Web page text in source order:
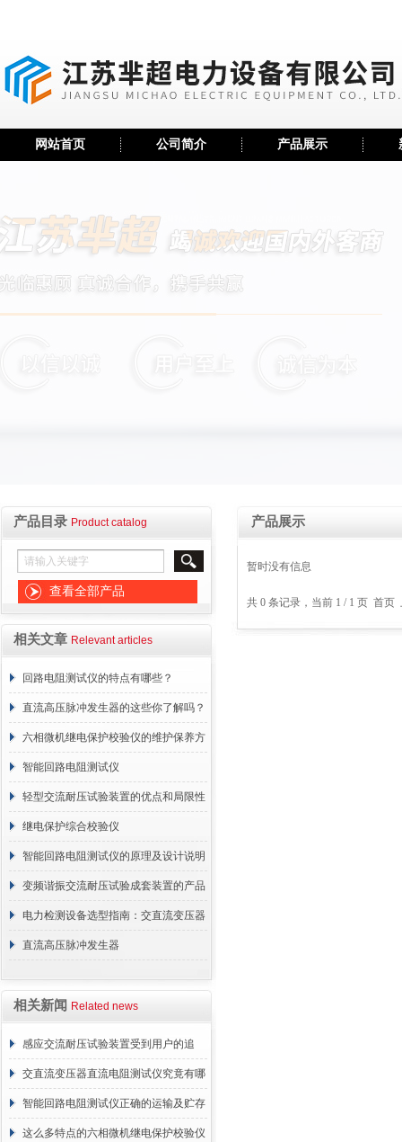
网站首页 公司简介 产品展示
产品目录 Product catalog
查看全部产品
相关文章 Relevant articles
回路电阻测试仪的特点有哪些？
直流高压脉冲发生器的这些你了解吗？
六相微机继电保护校验仪的维护保养方
案
智能回路电阻测试仪
轻型交流耐压试验装置的优点和局限性
继电保护综合校验仪
智能回路电阻测试仪的原理及设计说明
变频谐振交流耐压试验成套装置的产品
特点
电力检测设备选型指南：交直流变压器
直流电阻测试仪的挑选
直流高压脉冲发生器
相关新闻 Related news
感应交流耐压试验装置受到用户的追
捧，它的魅力何在？
交直流变压器直流电阻测试仪究竟有哪
些特别之处呢？
智能回路电阻测试仪正确的运输及贮存
方法介绍
这么多特点的六相微机继电保护校验仪
产品展示
暂时没有信息
共 0 条记录，当前 1 / 1 页 首